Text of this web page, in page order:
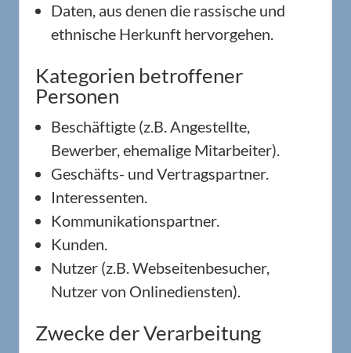
Daten, aus denen die rassische und
ethnische Herkunft hervorgehen.
Kategorien betroffener
Personen
Beschäftigte (z.B. Angestellte,
Bewerber, ehemalige Mitarbeiter).
Geschäfts- und Vertragspartner.
Interessenten.
Kommunikationspartner.
Kunden.
Nutzer (z.B. Webseitenbesucher,
Nutzer von Onlinediensten).
Zwecke der Verarbeitung